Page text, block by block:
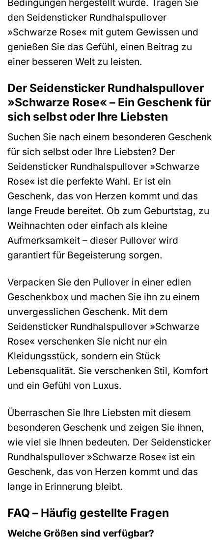
den Seidensticker Rundhalspullover
»Schwarze Rose« mit gutem Gewissen und
genießen Sie das Gefühl, einen Beitrag zu
einer besseren Welt zu leisten.
Der Seidensticker Rundhalspullover
»Schwarze Rose« – Ein Geschenk für
sich selbst oder Ihre Liebsten
Suchen Sie nach einem besonderen Geschenk
für sich selbst oder Ihre Liebsten? Der
Seidensticker Rundhalspullover »Schwarze
Rose« ist die perfekte Wahl. Er ist ein
Geschenk, das von Herzen kommt und das
lange Freude bereitet. Ob zum Geburtstag, zu
Weihnachten oder einfach als kleine
Aufmerksamkeit – dieser Pullover wird
garantiert für Begeisterung sorgen.
Verpacken Sie den Pullover in einer edlen
Geschenkbox und machen Sie ihn zu einem
unvergesslichen Geschenk. Mit dem
Seidensticker Rundhalspullover »Schwarze
Rose« verschenken Sie nicht nur ein
Kleidungsstück, sondern ein Stück
Lebensqualität. Sie verschenken Stil, Komfort
und ein Gefühl von Luxus.
Überraschen Sie Ihre Liebsten mit diesem
besonderen Geschenk und zeigen Sie ihnen,
wie viel sie Ihnen bedeuten. Der Seidensticker
Rundhalspullover »Schwarze Rose« ist ein
Geschenk, das von Herzen kommt und das
lange in Erinnerung bleibt.
FAQ – Häufig gestellte Fragen
Welche Größen sind verfügbar?